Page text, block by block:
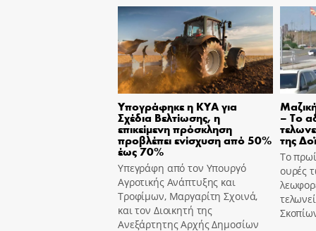
Υπογράφηκε η ΚΥΑ για
Σχέδια Βελτίωσης, η
επικείμενη πρόσκληση
προβλέπει ενίσχυση από 50%
έως 70%
Υπεγράφη από τον Υπουργό
Αγροτικής Ανάπτυξης και
Τροφίμων, Μαργαρίτη Σχοινά,
και τον Διοικητή της
Ανεξάρτητης Αρχής Δημοσίων
– Το
της
Το
ουρές